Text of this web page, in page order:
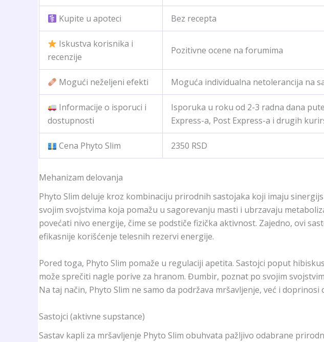
Kupite u apoteci Bez recepta
Iskustva korisnika i
recenzije
Pozitivne ocene na forumima
Mogući neželjeni efekti Moguća individualna netolerancija na
Informacije o isporuci i
dostupnosti
Isporuka u roku od 2-3 radna dana
Express-a, Post Express-a i drugih
Cena Phyto Slim 2350 RSD
Mehanizam delovanja
Phyto Slim deluje kroz kombinaciju prirodnih sastojaka koji imaju
svojim svojstvima koja pomažu u sagorevanju masti i ubrzavaju
povećati nivo energije, čime se podstiče fizička aktivnost. Zajedno, ovi
efikasnije korišćenje telesnih rezervi energije.
Pored toga, Phyto Slim pomaže u regulaciji apetita. Sastojci poput
može sprečiti nagle porive za hranom. Đumbir, poznat po svojim
Na taj način, Phyto Slim ne samo da podržava mršavljenje, već i
Sastojci (aktivne supstance)
Sastav kapli za mršavljenje Phyto Slim obuhvata pažljivo odabrane